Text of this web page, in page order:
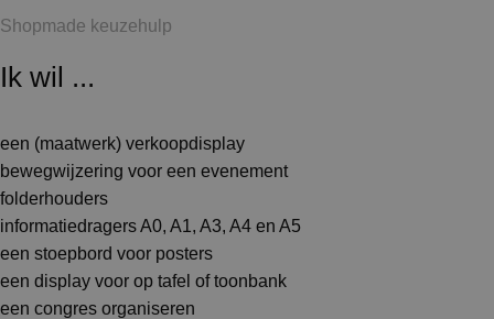
Shopmade keuzehulp
Ik wil ...
een (maatwerk) verkoopdisplay
bewegwijzering voor een evenement
folderhouders
informatiedragers A0, A1, A3, A4 en A5
een stoepbord voor posters
een display voor op tafel of toonbank
een congres organiseren